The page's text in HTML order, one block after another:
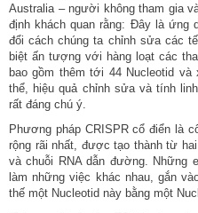
Australia – người không tham gia
định khách quan rằng: Đây là ứng
đổi cách chúng ta chỉnh sửa các
biệt ấn tượng với hàng loạt các
bao gồm thêm tới 44 Nucleotid
thể, hiệu quả chỉnh sửa và tính
rất đáng chú ý.
Phương pháp CRISPR cổ điển là
rộng rãi nhất, được tạo thành từ
và chuỗi RNA dẫn đường. Những
làm những việc khác nhau, gắn
thế một Nucleotid này bằng một